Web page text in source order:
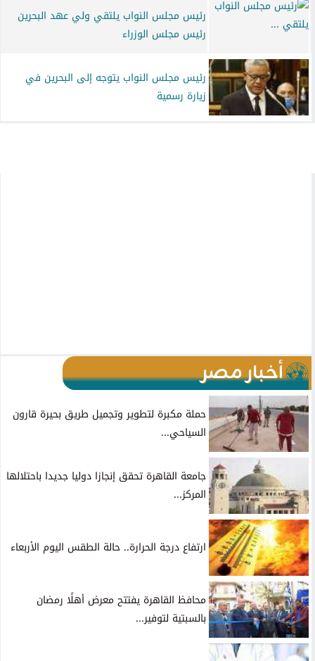
رئيس مجلس النواب يلتقي ولي عهد البحرين
رئيس مجلس الوزراء
رئيس مجلس النواب يتوجه إلى البحرين في
زيارة رسمية
أخبار مصر
حملة مكبرة لتطوير وتجميل طريق بحيرة قارون
السياحي...
جامعة القاهرة تحقق إنجازا دوليا جديدا باحتلالها
المركز...
ارتفاع درجة الحرارة.. حالة الطقس اليوم الأربعاء
محافظ القاهرة يفتتح معرض أهلًا رمضان
بالسبتية لتوفير...